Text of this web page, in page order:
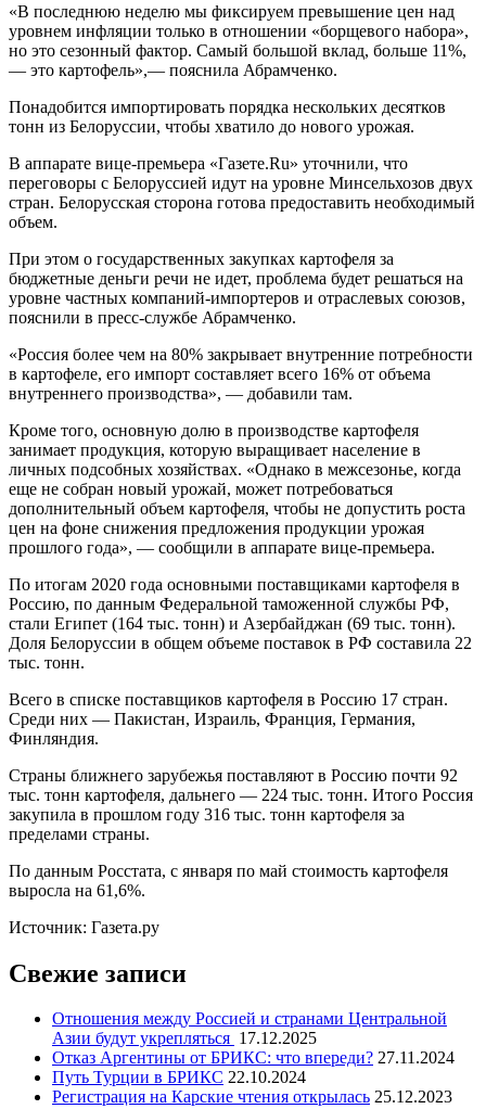
«В последнюю неделю мы фиксируем превышение цен над
уровнем инфляции только в отношении «борщевого набора»,
но это сезонный фактор. Самый большой вклад, больше 11%,
— это картофель»,— пояснила Абрамченко.
Понадобится импортировать порядка нескольких десятков
тонн из Белоруссии, чтобы хватило до нового урожая.
В аппарате вице-премьера «Газете.Ru» уточнили, что
переговоры с Белоруссией идут на уровне Минсельхозов двух
стран. Белорусская сторона готова предоставить необходимый
объем.
При этом о государственных закупках картофеля за
бюджетные деньги речи не идет, проблема будет решаться на
уровне частных компаний-импортеров и отраслевых союзов,
пояснили в пресс-службе Абрамченко.
«Россия более чем на 80% закрывает внутренние потребности
в картофеле, его импорт составляет всего 16% от объема
внутреннего производства», — добавили там.
Кроме того, основную долю в производстве картофеля
занимает продукция, которую выращивает население в
личных подсобных хозяйствах. «Однако в межсезонье, когда
еще не собран новый урожай, может потребоваться
дополнительный объем картофеля, чтобы не допустить роста
цен на фоне снижения предложения продукции урожая
прошлого года», — сообщили в аппарате вице-премьера.
По итогам 2020 года основными поставщиками картофеля в
Россию, по данным Федеральной таможенной службы РФ,
стали Египет (164 тыс. тонн) и Азербайджан (69 тыс. тонн).
Доля Белоруссии в общем объеме поставок в РФ составила 22
тыс. тонн.
Всего в списке поставщиков картофеля в Россию 17 стран.
Среди них — Пакистан, Израиль, Франция, Германия,
Финляндия.
Страны ближнего зарубежья поставляют в Россию почти 92
тыс. тонн картофеля, дальнего — 224 тыс. тонн. Итого Россия
закупила в прошлом году 316 тыс. тонн картофеля за
пределами страны.
По данным Росстата, с января по май стоимость картофеля
выросла на 61,6%.
Источник: Газета.ру
Свежие записи
Отношения между Россией и странами Центральной
Азии будут укрепляться 17.12.2025
Отказ Аргентины от БРИКС: что впереди? 27.11.2024
Путь Турции в БРИКС 22.10.2024
Регистрация на Карские чтения открылась 25.12.2023